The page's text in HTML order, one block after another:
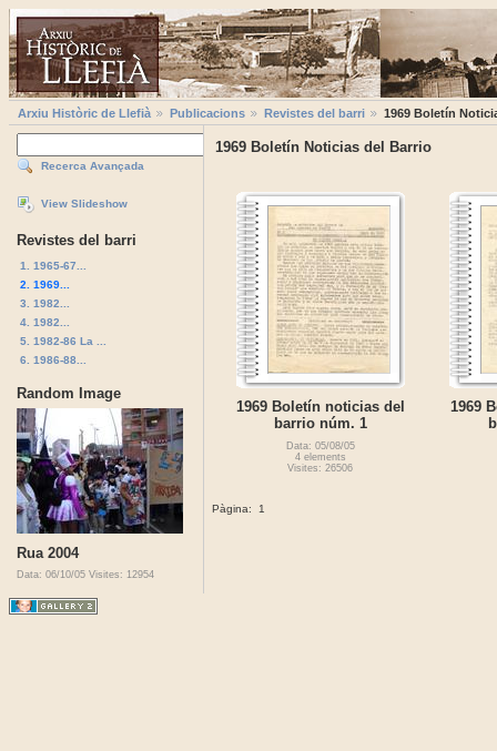
Arxiu Històric de Llefià Publicacions Revistes del barri 1969 Boletí­n
Recerca Avançada
View Slideshow
Revistes del barri
1. 1965-67...
2. 1969...
3. 1982...
4. 1982...
5. 1982-86 La ...
6. 1986-88...
Random Image
Rua 2004
Data: 06/10/05 Visites: 12954
1969 Boletí­n Noticias del Barrio
1969 Boletín noticias del
barrio núm. 1
Data: 05/08/05
4 elements
Visites: 26506
1969
Pàgina: 1